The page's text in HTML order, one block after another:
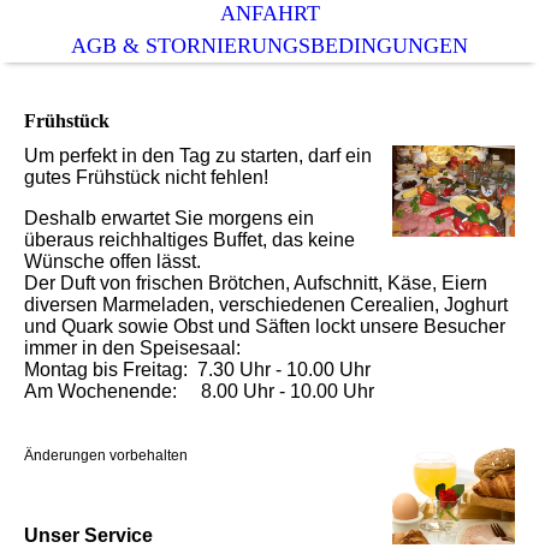
ANFAHRT
AGB & STORNIERUNGSBEDINGUNGEN
Frühstück
Um perfekt in den Tag zu starten, darf ein
gutes Frühstück nicht fehlen!
Deshalb erwartet Sie morgens ein
überaus reichhaltiges Buffet, das keine
Wünsche offen lässt.
Der Duft von frischen Brötchen, Aufschnitt, Käse, Eiern
diversen Marmeladen, verschiedenen Cerealien, Joghurt
und Quark sowie Obst und Säften lockt unsere Besucher
immer in den Speisesaal:
Montag bis Freitag: 7.30 Uhr - 10.00 Uhr
Am Wochenende: 8.00 Uhr - 10.00 Uhr
Änderungen vorbehalten
Unser Service